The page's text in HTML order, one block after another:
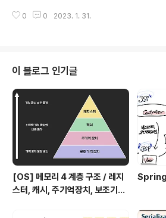
ngframework.c..
나면 소멸된다. ▶︎ 메모리 낭비가 심함. TestCode
(); MemberService memberService1 =
ig.memberService(); MemberService
ervice2 = appConfig.memberService();
out.prin..
0 0 2023. 1. 31.
이 블로그 인기글
[OS] 메모리 4 계층 구조 / 레지
스터, 캐시, 주기억장치, 보조기억
Spring